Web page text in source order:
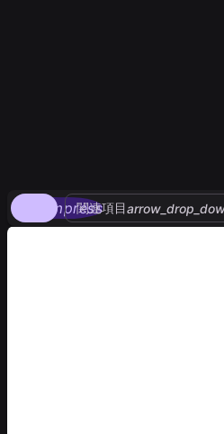
compress
関連項目